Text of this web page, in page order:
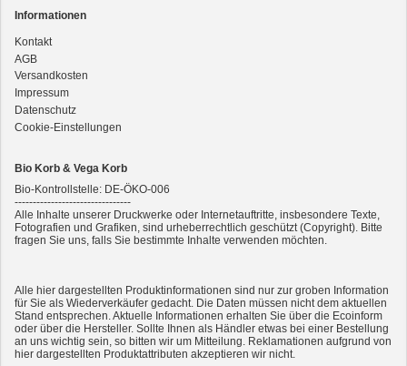
3er-SET Bio Sticks Soft (weiche Hundeleckerli) Huhn 150g Dog's Love
Informationen
Kontakt
AGB
Versandkosten
Impressum
Datenschutz
Cookie-Einstellungen
Bio Korb & Vega Korb
Bio-Kontrollstelle: DE-ÖKO-006
--------------------------------
Alle Inhalte unserer Druckwerke oder Internetauftritte, insbesondere Texte,
Fotografien und Grafiken, sind urheberrechtlich geschützt (Copyright). Bitte
fragen Sie uns, falls Sie bestimmte Inhalte verwenden möchten.
Alle hier dargestellten Produktinformationen sind nur zur groben Information
für Sie als Wiederverkäufer gedacht. Die Daten müssen nicht dem aktuellen
Stand entsprechen. Aktuelle Informationen erhalten Sie über die Ecoinform
oder über die Hersteller. Sollte Ihnen als Händler etwas bei einer Bestellung
an uns wichtig sein, so bitten wir um Mitteilung. Reklamationen aufgrund von
hier dargestellten Produktattributen akzeptieren wir nicht.